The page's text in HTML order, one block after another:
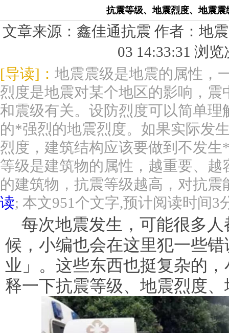
抗震等级、地震烈度、地震
文章来源：鑫佳通抗震 作者：地
03 14:33:31 浏
[导读]： 地震震级是地震的属性，
烈度是地震对某个地区的影响，
和震级有关。设防烈度可以简单
的*强烈的地震烈度。如果实际发
烈度，建筑结构应该要做到不发
等级是建筑物的属性，越重要、
的建筑物，抗震等级越高，对抗震
读; 本文951个文字,预计阅读时间3
每次地震发生，可能很多
候，小编也会在这里犯一些
业」。这些东西也挺复杂的
释一下抗震等级、地震烈度